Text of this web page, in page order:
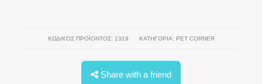
ΚΩΔΙΚΌΣ ΠΡΟΪΌΝΤΟΣ: 1319 ΚΑΤΗΓΟΡΊΑ: PET CORNER
Share with a friend